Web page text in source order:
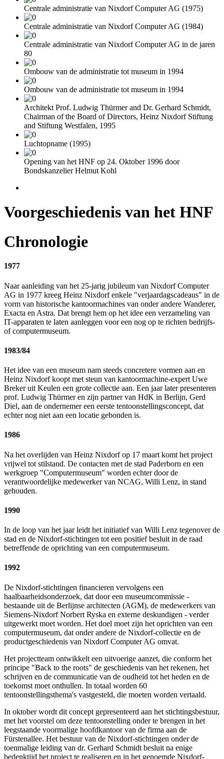
Centrale administratie van Nixdorf Computer AG (1975)
Centrale administratie van Nixdorf Computer AG (1984)
Centrale administratie van Nixdorf Computer AG in de jaren
80
Ombouw van de administratie tot museum in 1994
Ombouw van de administratie tot museum in 1994
Architekt Prof. Ludwig Thürmer and Dr. Gerhard Schmidt,
Chairman of the Board of Directors, Heinz Nixdorf Stiftung
and Stiftung Westfalen, 1995
Luchtopname (1995)
Opening van het HNF op 24. Oktober 1996 door
Bondskanzelier Helmut Kohl
Voorgeschiedenis van het HNF
Chronologie
1977
Naar aanleiding van het 25-jarig jubileum van Nixdorf Computer
AG in 1977 kreeg Heinz Nixdorf enkele "verjaardagscadeaus" in de
vorm van historische kantoormachines van onder andere Wanderer,
Exacta en Astra. Dat brengt hem op het idee een verzameling van
IT-apparaten te laten aanleggen voor een nog op te richten bedrijfs-
of computermuseum.
1983/84
Het idee van een museum nam steeds concretere vormen aan en
Heinz Nixdorf koopt met steun van kantoormachine-expert Uwe
Breker uit Keulen een grote collectie aan. Een jaar later presenteren
prof. Ludwig Thürmer en zijn partner van HdK in Berlijn, Gerd
Diel, aan de ondernemer een eerste tentoonstellingsconcept, dat
echter nog niet aan een locatie gebonden is.
1986
Na het overlijden van Heinz Nixdorf op 17 maart komt het project
vrijwel tot stilstand. De contacten met de stad Paderborn en een
werkgroep "Computermuseum" worden echter door de
verantwoordelijke medewerker van NCAG, Willi Lenz, in stand
gehouden.
1990
In de loop van het jaar leidt het initiatief van Willi Lenz tegenover de
stad en de Nixdorf-stichtingen tot een positief besluit in de raad
betreffende de oprichting van een computermuseum.
1992
De Nixdorf-stichtingen financieren vervolgens een
haalbaarheidsonderzoek, dat door een museumcommissie -
bestaande uit de Berlijnse architecten (AGM), de medewerkers van
Siemens-Nixdorf Norbert Ryska en externe deskundigen - verder
uitgewerkt moet worden. Het doel moet zijn het oprichten van een
computermuseum, dat onder andere de Nixdorf-collectie en de
productgeschiedenis van Nixdorf Computer AG omvat.
Het projectteam ontwikkelt een uitvoerige aanzet, die conform het
principe "Back to the roots" de geschiedenis van het rekenen, het
schrijven en de communicatie van de oudheid tot het heden en de
toekomst moet onthullen. In totaal worden 60
tentoonstellingsthema's vastgesteld, die moeten worden vertaald.
In oktober wordt dit concept gepresenteerd aan het stichtingsbestuur,
met het voorstel om deze tentoonstelling onder te brengen in het
leegstaande voormalige hoofdkantoor van de firma aan de
Fürstenallee. Het bestuur van de Nixdorf-stichtingen onder de
toenmalige leiding van dr. Gerhard Schmidt besluit na enige
bedenktijd het project te realiseren en in het genoemde Nixdorf-